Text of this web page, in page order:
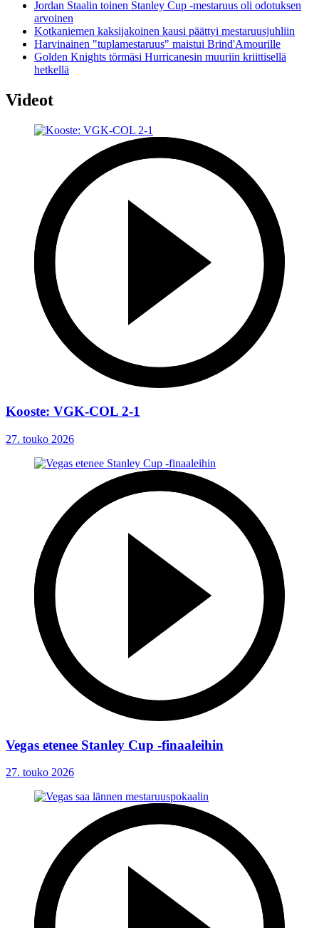
Jordan Staalin toinen Stanley Cup -mestaruus oli odotuksen
arvoinen
Kotkaniemen kaksijakoinen kausi päättyi mestaruusjuhliin
Harvinainen "tuplamestaruus" maistui Brind'Amourille
Golden Knights törmäsi Hurricanesin muuriin kriittisellä
hetkellä
Videot
Kooste: VGK-COL 2-1
27. touko 2026
Vegas etenee Stanley Cup -finaaleihin
27. touko 2026